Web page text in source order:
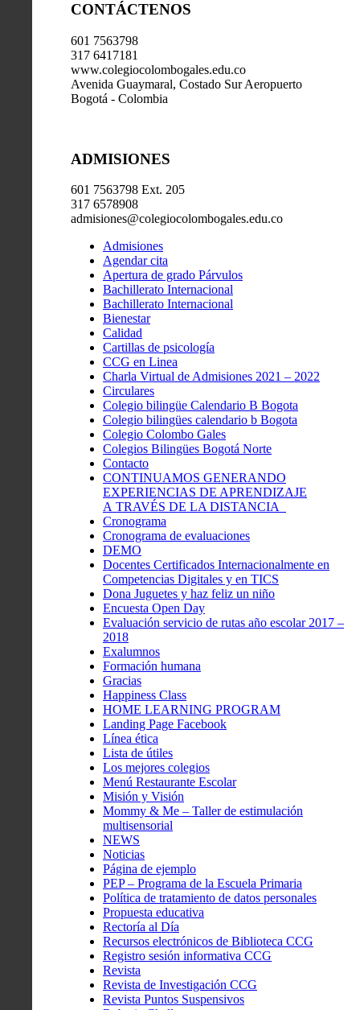
CONTÁCTENOS
601 7563798
317 6417181
www.colegiocolombogales.edu.co
Avenida Guaymaral, Costado Sur Aeropuerto
Bogotá - Colombia
ADMISIONES
601 7563798 Ext. 205
317 6578908
admisiones@colegiocolombogales.edu.co
Admisiones
Agendar cita
Apertura de grado Párvulos
Bachillerato Internacional
Bachillerato Internacional
Bienestar
Calidad
Cartillas de psicología
CCG en Linea
Charla Virtual de Admisiones 2021 – 2022
Circulares
Colegio bilingüe Calendario B Bogota
Colegio bilingües calendario b Bogota
Colegio Colombo Gales
Colegios Bilingües Bogotá Norte
Contacto
CONTINUAMOS GENERANDO
EXPERIENCIAS DE APRENDIZAJE
A TRAVÉS DE LA DISTANCIA
Cronograma
Cronograma de evaluaciones
DEMO
Docentes Certificados Internacionalmente en
Competencias Digitales y en TICS
Dona Juguetes y haz feliz un niño
Encuesta Open Day
Evaluación servicio de rutas año escolar 2017 –
2018
Exalumnos
Formación humana
Gracias
Happiness Class
HOME LEARNING PROGRAM
Landing Page Facebook
Línea ética
Lista de útiles
Los mejores colegios
Menú Restaurante Escolar
Misión y Visión
Mommy & Me – Taller de estimulación
multisensorial
NEWS
Noticias
Página de ejemplo
PEP – Programa de la Escuela Primaria
Política de tratamiento de datos personales
Propuesta educativa
Rectoría al Día
Recursos electrónicos de Biblioteca CCG
Registro sesión informativa CCG
Revista
Revista de Investigación CCG
Revista Puntos Suspensivos